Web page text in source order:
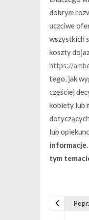
dobrym
uczciwe
wszystkich
koszty
https://
tego, jak
częściej
kobiety lub
lub
tym